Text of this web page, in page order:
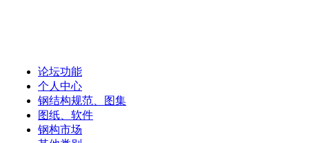
论坛功能
个人中心
钢结构规范、图集
图纸、软件
钢构市场